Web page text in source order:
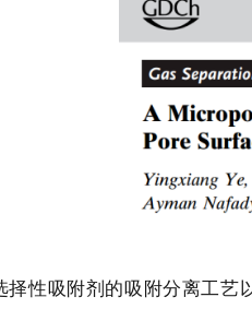
择性吸附剂的吸附分离工艺